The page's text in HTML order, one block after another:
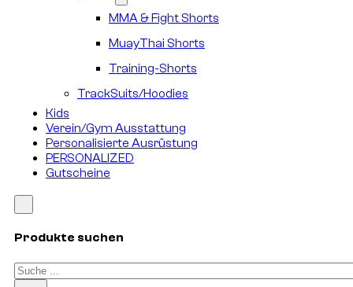
MMA & Fight Shorts
MuayThai Shorts
Training-Shorts
TrackSuits/Hoodies
Kids
Verein/Gym Ausstattung
Personalisierte Ausrüstung
PERSONALIZED
Gutscheine
Produkte suchen
Suchen